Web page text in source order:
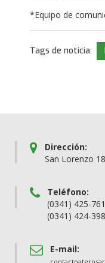
*Equipo de
Tags de noticia:
Dirección:
San Lorenzo
Teléfono:
(0341) 425-
(0341) 424-
E-mail: